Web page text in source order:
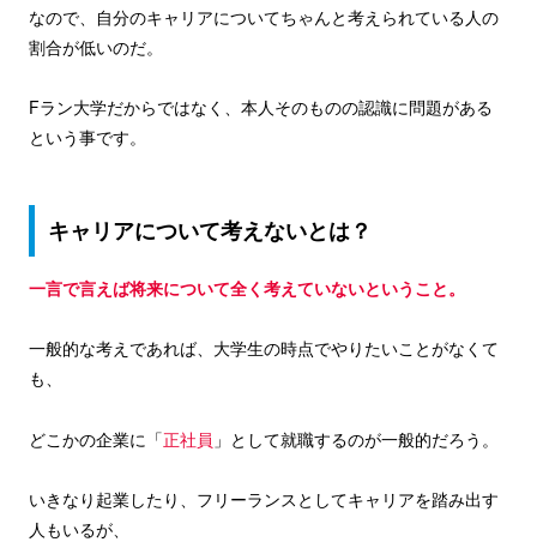
なので、自分のキャリアについてちゃんと考えられている人の
割合が低いのだ。
Fラン大学だからではなく、本人そのものの認識に問題がある
という事です。
キャリアについて考えないとは？
一言で言えば将来について全く考えていないということ。
一般的な考えであれば、大学生の時点でやりたいことがなくて
も、
どこかの企業に「正社員 」として就職するのが一般的だろう。
いきなり起業したり、フリーランスとしてキャリアを踏み出す
人もいるが、